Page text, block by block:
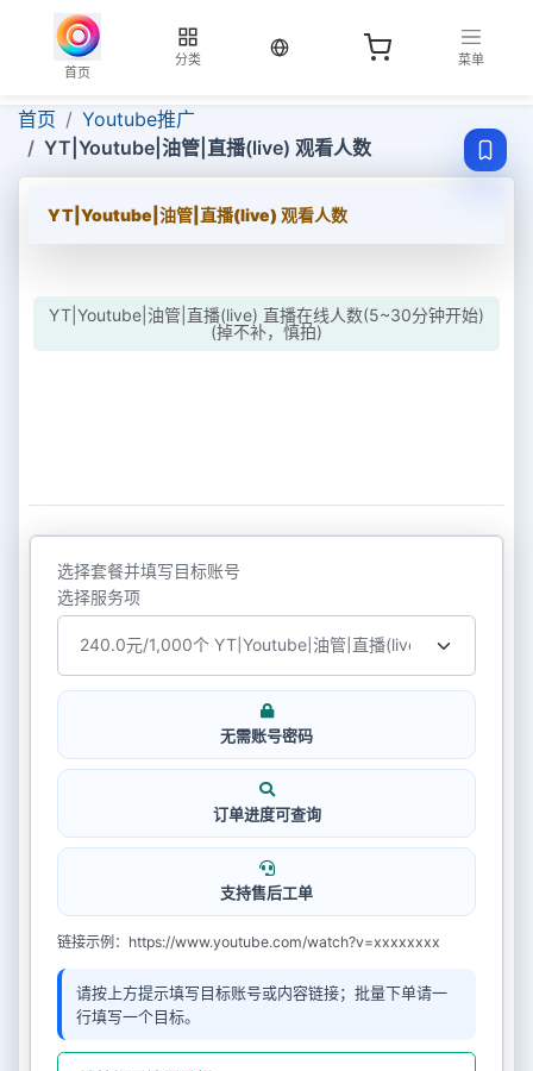
首页
分类
当前语言：中文
菜单
首页
Youtube推广
YT|Youtube|油管|直播(live) 观看人数
YT|Youtube|油管|直播(live) 观看人数
YT|Youtube|油管|直播(live) 直播在线人数(5~30分钟开始)
(掉不补，慎拍)
选择套餐并填写目标账号
选择服务项
无需账号密码
订单进度可查询
支持售后工单
链接示例：https://www.youtube.com/watch?v=xxxxxxxx
请按上方提示填写目标账号或内容链接；批量下单请一
行填写一个目标。